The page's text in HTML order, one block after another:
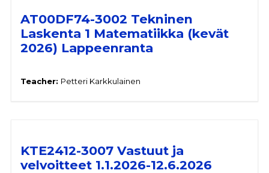
AT00DF74-3002 Tekninen
Laskenta 1 Matematiikka (kevät
2026) Lappeenranta
Teacher: Petteri Karkkulainen
KTE2412-3007 Vastuut ja
velvoitteet 1.1.2026-12.6.2026